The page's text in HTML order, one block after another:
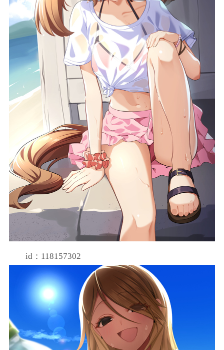
id：118157302